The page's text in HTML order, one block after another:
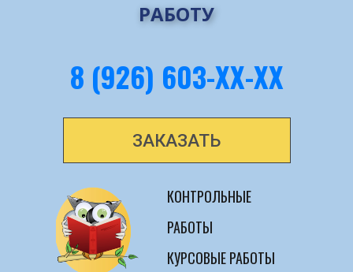
РАБОТУ
8 (926) 603-ХХ-ХХ
ЗАКАЗАТЬ
КОНТРОЛЬНЫЕ
РАБОТЫ
КУРСОВЫЕ РАБОТЫ